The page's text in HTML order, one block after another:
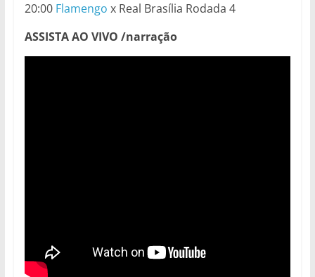
20:00 Flamengo x Real Brasília Rodada 4
ASSISTA AO VIVO /narração